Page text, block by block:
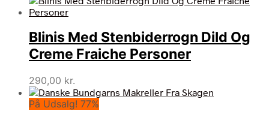
Blinis Med Stenbiderrogn Dild Og
Creme Fraiche Personer
290,00 kr.
På Udsalg! 77%